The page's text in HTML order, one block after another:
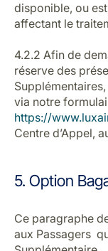
disponible, ou
affectant le
4.2.2 Afin de
réserve des
via notre
https://
Centre d’Appel,
5. Option
Ce paragraphe
aux Passagers